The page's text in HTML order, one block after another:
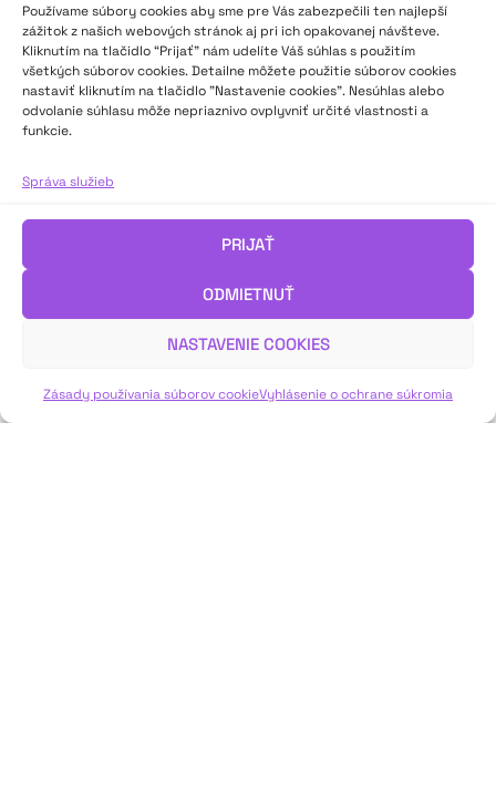
Používame súbory cookies aby sme pre Vás zabezpečili ten najlepší
zážitok z našich webových stránok aj pri ich opakovanej návšteve.
Kliknutím na tlačidlo “Prijať” nám udelíte Váš súhlas s použitím
všetkých súborov cookies. Detailne môžete použitie súborov cookies
nastaviť kliknutím na tlačidlo "Nastavenie cookies". Nesúhlas alebo
odvolanie súhlasu môže nepriaznivo ovplyvniť určité vlastnosti a
funkcie.
Správa služieb
PRIJAŤ
ODMIETNUŤ
NASTAVENIE COOKIES
Zásady používania súborov cookieVyhlásenie o ochrane súkromia
HK 70: Obrovská chuť osloviť publikum
bola dramaturgia. Spoločnou črtou všetkých prednesov bola
podarilo. Dokázali, že už ovládajú jazyk prednesu, prirodzenú aj
štylizovanú intonáciu, zručne narábajú s melódiou, dynamikou,
tempom, rytmom aj pauzou, preto ako naozaj dôležitý sa tu
ukázal text, ktorý si vybrali pre svoju výpoveď,“ píše Eliška
Sadíleková vo svojom záverečnom hodnotení.